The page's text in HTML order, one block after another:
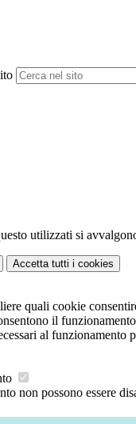
utilizzati si
Accetta tutti i cookies
quali cookie
il
al funzionamento
non possono essere